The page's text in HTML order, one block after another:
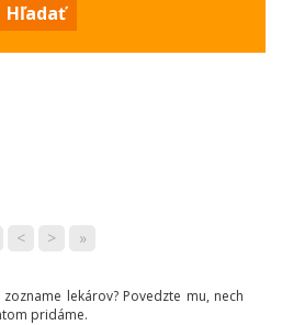
Hľadať
< > »
lekárov? Povedzte mu, nech
pridáme.